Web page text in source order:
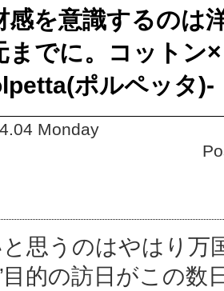
感を意識するのは
までに。コットン
ポルペッタ)-
Monday
思うのはやはり万
目的の訪日がこの